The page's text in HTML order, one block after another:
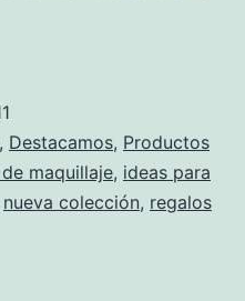
, Destacamos, Productos
maquillaje, ideas para
nueva colección, regalos